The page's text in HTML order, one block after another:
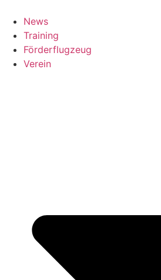
News
Training
Förderflugzeug
Verein